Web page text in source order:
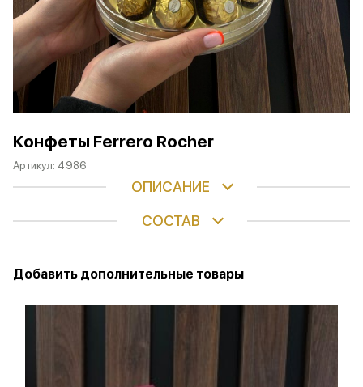
Конфеты Ferrero Rocher
Артикул: 4986
ОПИСАНИЕ
СОСТАВ
Добавить дополнительные товары